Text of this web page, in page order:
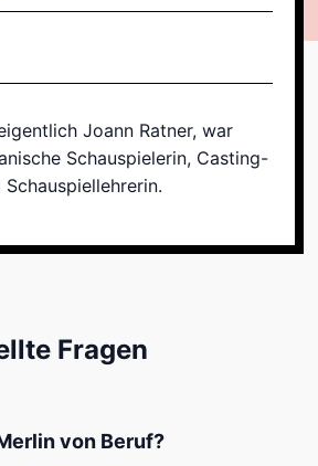
Joann Ratner, war
Schauspielerin, Casting-
Schauspiellehrerin.
Fragen
von Beruf?